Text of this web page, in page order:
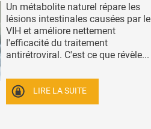
Un métabolite naturel répare les
lésions intestinales causées par le
VIH et améliore nettement
l'efficacité du traitement
antirétroviral. C'est ce que révèle...
LIRE LA SUITE